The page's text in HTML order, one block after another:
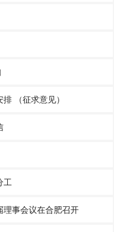
（征求意见）
工
理事会议在合肥召开